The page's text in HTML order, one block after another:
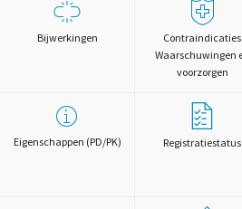
Bijwerkingen
Contraindicaties
Waarschuwingen
voorzorgen
Eigenschappen (PD/PK) Registratiestatus